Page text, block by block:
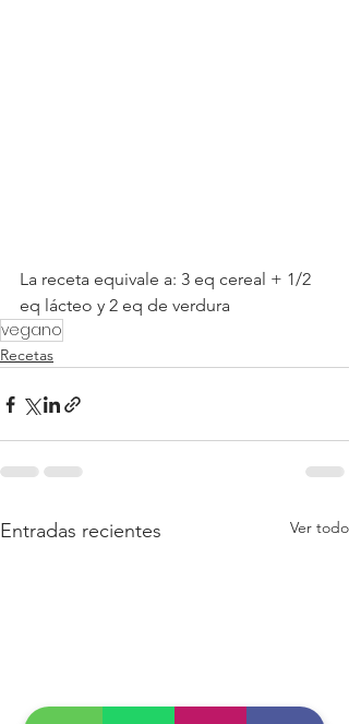
La receta equivale a: 3 eq cereal + 1/2
eq lácteo y 2 eq de verdura
vegano
Recetas
Entradas recientes Ver todo